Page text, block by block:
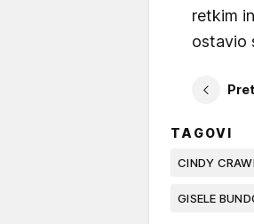
retkim
ostavio
TAGOVI
CINDY
GISELE